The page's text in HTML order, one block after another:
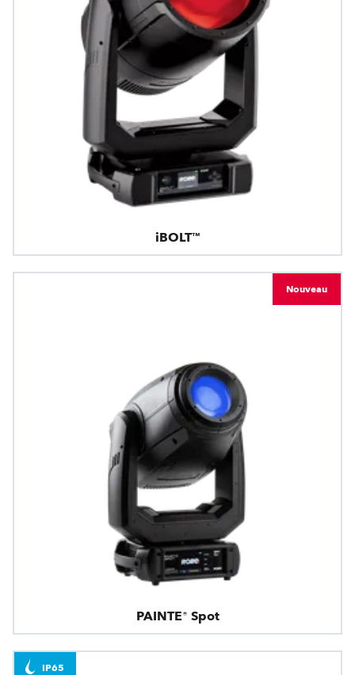
iBOLT™
PAINTE® Spot
Nouveau
IP65